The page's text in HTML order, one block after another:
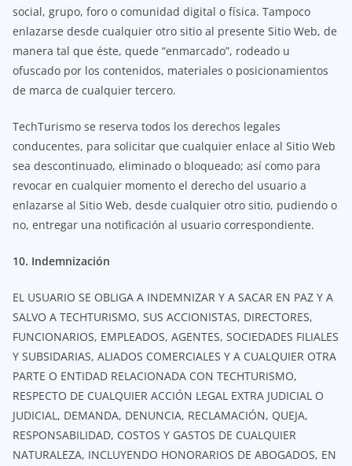
social, grupo, foro o comunidad digital o física. Tampoco
enlazarse desde cualquier otro sitio al presente Sitio Web, de
manera tal que éste, quede “enmarcado”, rodeado u
ofuscado por los contenidos, materiales o posicionamientos
de marca de cualquier tercero.
TechTurismo se reserva todos los derechos legales
conducentes, para solicitar que cualquier enlace al Sitio Web
sea descontinuado, eliminado o bloqueado; así como para
revocar en cualquier momento el derecho del usuario a
enlazarse al Sitio Web, desde cualquier otro sitio, pudiendo o
no, entregar una notificación al usuario correspondiente.
10. Indemnización
EL USUARIO SE OBLIGA A INDEMNIZAR Y A SACAR EN PAZ Y A
SALVO A TECHTURISMO, SUS ACCIONISTAS, DIRECTORES,
FUNCIONARIOS, EMPLEADOS, AGENTES, SOCIEDADES FILIALES
Y SUBSIDARIAS, ALIADOS COMERCIALES Y A CUALQUIER OTRA
PARTE O ENTIDAD RELACIONADA CON TECHTURISMO,
RESPECTO DE CUALQUIER ACCIÓN LEGAL EXTRA JUDICIAL O
JUDICIAL, DEMANDA, DENUNCIA, RECLAMACIÓN, QUEJA,
RESPONSABILIDAD, COSTOS Y GASTOS DE CUALQUIER
NATURALEZA, INCLUYENDO HONORARIOS DE ABOGADOS, EN